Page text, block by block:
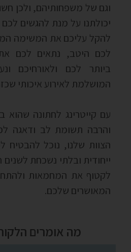
וגם של משפחותיהם, ולכן
יכולתנו על מנת להגשים
להקל עליכם את המשימה
לכם היטב, נתאים לכם
ביותר לכם ולאורחיכם
המושלמת לאירוע איכותי
עם קייטרינג לחתונה
והרבה תשומת לב ודאגה
הצוות שלנו, נוכל להבטיח
ייחודית ובלתי נשכחת
לקטוף את המחמאות
המאושרים שלכם.
מה אומרים